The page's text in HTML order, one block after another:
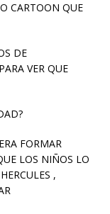
CARTOON QUE
DE
VER QUE
FORMAR
LOS NIÑOS LO
,